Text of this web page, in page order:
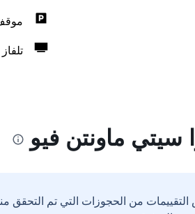
سيتي ماونتن فيو
من الحجوزات التي تم التحقق